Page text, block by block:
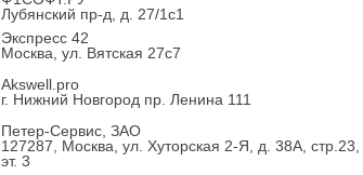
Лубянский пр-д, д. 27/1с1
Экспресс 42
Москва, ул. Вятская 27с7
Akswell.pro
г. Нижний Новгород пр. Ленина 111
Петер-Сервис, ЗАО
127287, Москва, ул. Хуторская 2-Я, д. 38А, стр.23,
эт. 3